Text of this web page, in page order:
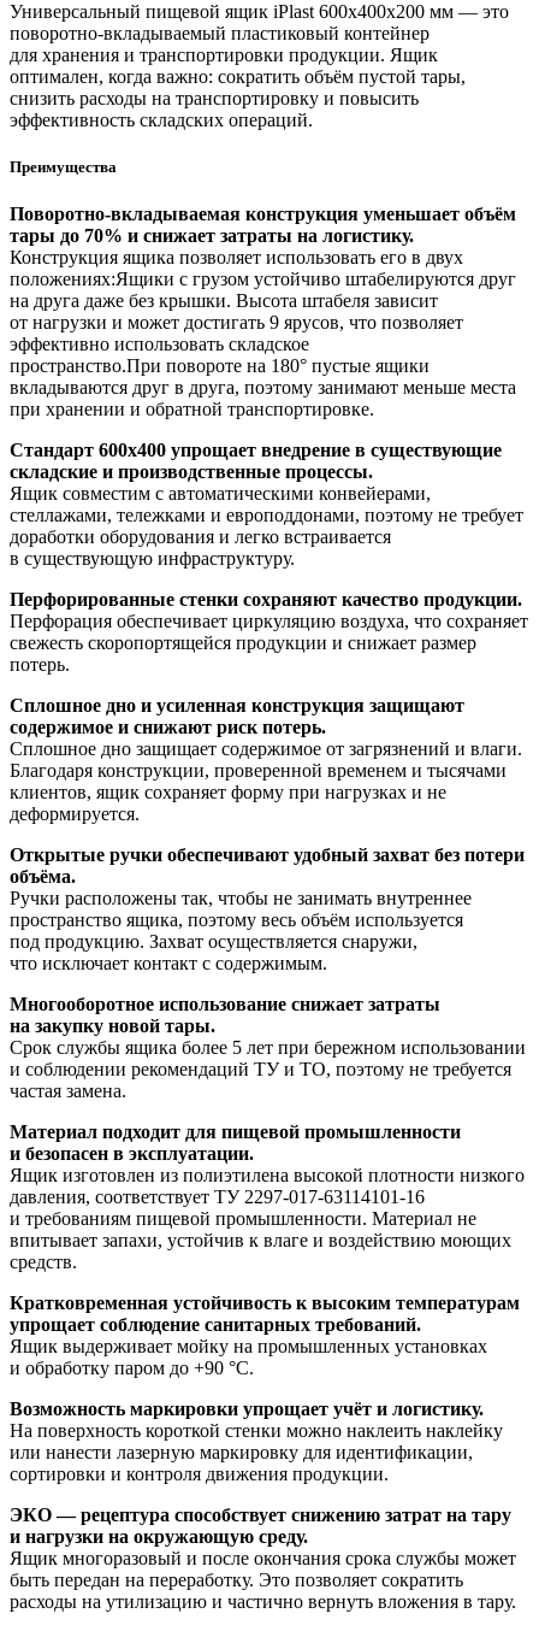
Универсальный пищевой ящик iPlast 600х400х200 мм — это
поворотно-вкладываемый пластиковый контейнер
для хранения и транспортировки продукции. Ящик
оптимален, когда важно: сократить объём пустой тары,
снизить расходы на транспортировку и повысить
эффективность складских операций.
Преимущества
Поворотно-вкладываемая конструкция уменьшает объём
тары до 70% и снижает затраты на логистику.
Конструкция ящика позволяет использовать его в двух
положениях:Ящики с грузом устойчиво штабелируются друг
на друга даже без крышки. Высота штабеля зависит
от нагрузки и может достигать 9 ярусов, что позволяет
эффективно использовать складское
пространство.При повороте на 180° пустые ящики
вкладываются друг в друга, поэтому занимают меньше места
при хранении и обратной транспортировке.
Стандарт 600х400 упрощает внедрение в существующие
складские и производственные процессы.
Ящик совместим с автоматическими конвейерами,
стеллажами, тележками и европоддонами, поэтому не требует
доработки оборудования и легко встраивается
в существующую инфраструктуру.
Перфорированные стенки сохраняют качество продукции.
Перфорация обеспечивает циркуляцию воздуха, что сохраняет
свежесть скоропортящейся продукции и снижает размер
потерь.
Сплошное дно и усиленная конструкция защищают
содержимое и снижают риск потерь.
Сплошное дно защищает содержимое от загрязнений и влаги.
Благодаря конструкции, проверенной временем и тысячами
клиентов, ящик сохраняет форму при нагрузках и не
деформируется.
Открытые ручки обеспечивают удобный захват без потери
объёма.
Ручки расположены так, чтобы не занимать внутреннее
пространство ящика, поэтому весь объём используется
под продукцию. Захват осуществляется снаружи,
что исключает контакт с содержимым.
Многооборотное использование снижает затраты
на закупку новой тары.
Срок службы ящика более 5 лет при бережном использовании
и соблюдении рекомендаций ТУ и ТО, поэтому не требуется
частая замена.
Материал подходит для пищевой промышленности
и безопасен в эксплуатации.
Ящик изготовлен из полиэтилена высокой плотности низкого
давления, соответствует ТУ 2297-017-63114101-16
и требованиям пищевой промышленности. Материал не
впитывает запахи, устойчив к влаге и воздействию моющих
средств.
Кратковременная устойчивость к высоким температурам
упрощает соблюдение санитарных требований.
Ящик выдерживает мойку на промышленных установках
и обработку паром до +90 °C.
Возможность маркировки упрощает учёт и логистику.
На поверхность короткой стенки можно наклеить наклейку
или нанести лазерную маркировку для идентификации,
сортировки и контроля движения продукции.
ЭКО — рецептура способствует снижению затрат на тару
и нагрузки на окружающую среду.
Ящик многоразовый и после окончания срока службы может
быть передан на переработку. Это позволяет сократить
расходы на утилизацию и частично вернуть вложения в тару.